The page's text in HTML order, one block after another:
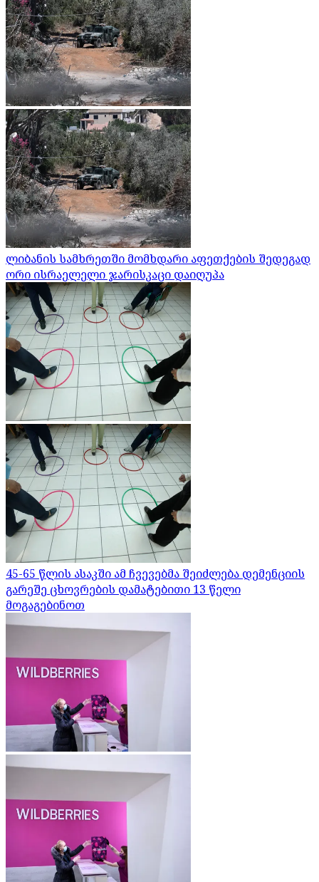
ლიბანის სამხრეთში მომხდარი აფეთქების შედეგად
ორი ისრაელელი ჯარისკაცი დაიღუპა
45-65 წლის ასაკში ამ ჩვევებმა შეიძლება დემენციის
გარეშე ცხოვრების დამატებითი 13 წელი
მოგაგებინოთ